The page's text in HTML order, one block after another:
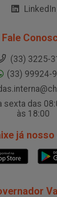
LinkedIn
Fale
(33) 3225-
(33) 99924-
sexta das
às 18:00
já nosso